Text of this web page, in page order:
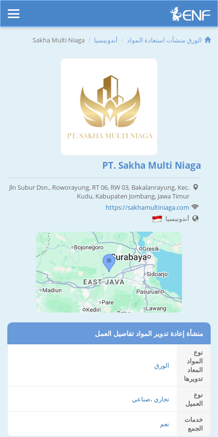
الورق منشآت استعادة المواد أندونيسيا Sakha Multi Niaga
PT. Sakha Multi Niaga
Jln Subur Dsn., Roworayung, RT 06, RW 03, Bakalanrayung, Kec.
Kudu, Kabupaten Jombang, Jawa Timur
https://sakhamultiniaga.com
أندونيسيا
منشأة إعادة تدوير المواد تفاصيل العمل
نوع
المواد
المعاد
تدويرها
الورق
نوع
العميل
تجاري ،صناعي
خدمات
الجمع
نعم